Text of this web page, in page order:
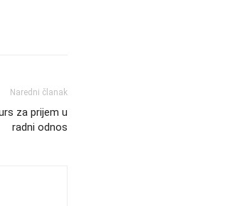
Naredni članak
za prijem u
radni odnos